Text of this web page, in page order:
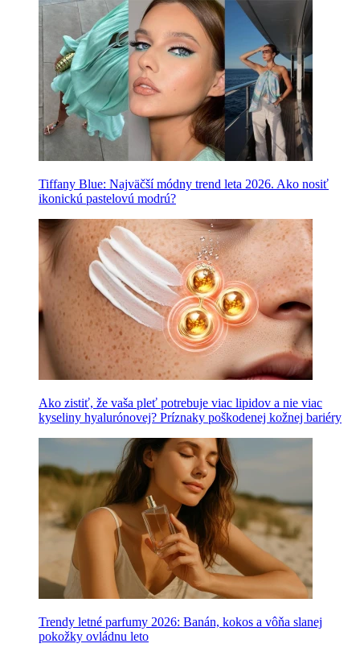
Tiffany Blue: Najväčší módny trend leta 2026. Ako nosiť
ikonickú pastelovú modrú?
Ako zistiť, že vaša pleť potrebuje viac lipidov a nie viac
kyseliny hyalurónovej? Príznaky poškodenej kožnej bariéry
Trendy letné parfumy 2026: Banán, kokos a vôňa slanej
pokožky ovládnu leto